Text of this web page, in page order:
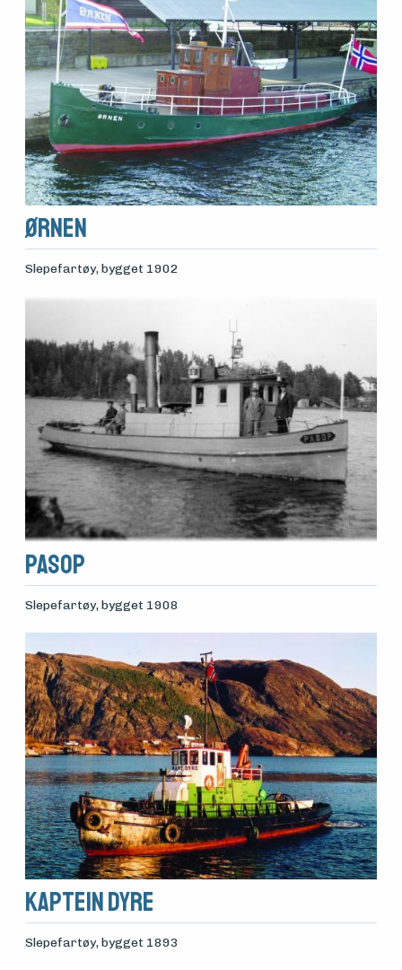
Ørnen
Slepefartøy, bygget 1902
Pasop
Slepefartøy, bygget 1908
Kaptein Dyre
Slepefartøy, bygget 1893